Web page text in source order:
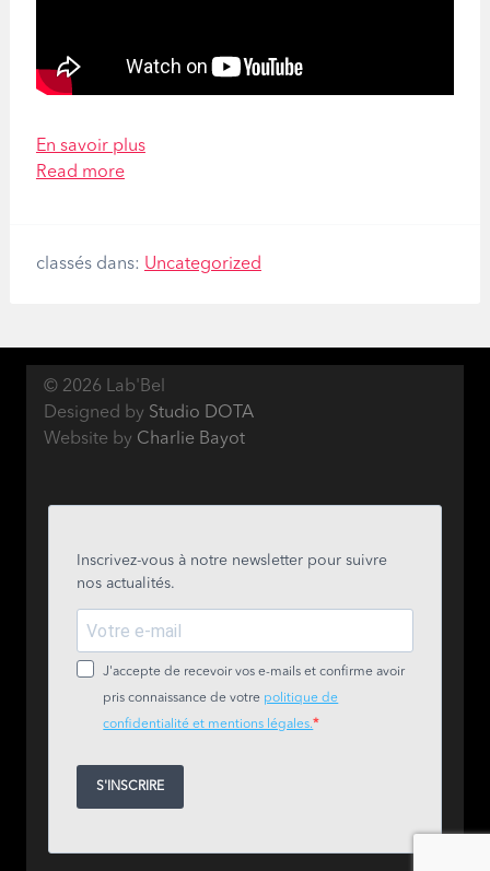
En savoir plus
Read more
classés dans: Uncategorized
© 2026 Lab'Bel
Designed by Studio DOTA
Website by Charlie Bayot
Inscrivez-vous à notre newsletter pour suivre
nos actualités.
J'accepte de recevoir vos e-mails et confirme avoir
pris connaissance de votre politique de
confidentialité et mentions légales.
S'INSCRIRE